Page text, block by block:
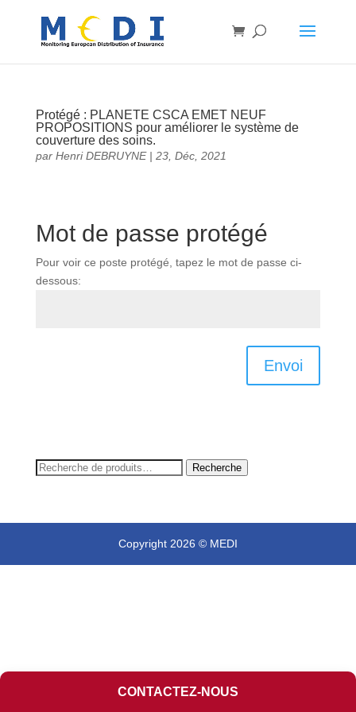
Protégé : PLANETE CSCA EMET NEUF
PROPOSITIONS pour améliorer le système de
couverture des soins.
par Henri DEBRUYNE| 23, Déc, 2021
Mot de passe protégé
Pour voir ce poste protégé, tapez le mot de passe ci-
dessous:
Envoi
Recherche
Recherche
Copyright 2026 © MEDI
CONTACTEZ-NOUS